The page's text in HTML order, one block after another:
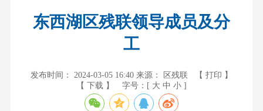
东西湖区残联领导成员及分
工
发布时间： 2024-03-05 16:40 来源： 区残联
【 打印 】
【 下载 】
字号：[ 大 中 小 ]